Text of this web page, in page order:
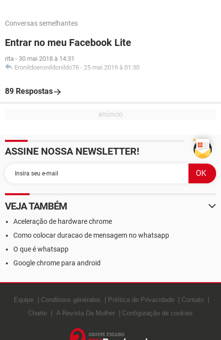
Conversas semelhantes
Entrar no meu Facebook Lite
rita - 30 mai 2018 à 14:31
Eronildoeronildonildo76 - 25 mai 2019 à 01:30
89 Respostas
ASSINE NOSSA NEWSLETTER!
VEJA TAMBÉM
Aceleração de hardware chrome
Como colocar duracao de mensagem no whatsapp
O que é whatsapp
Google chrome para android
Equipe Conditions générales Política de Privacidade
Contato
Charte
A Revista Da Mulher Configuração de cookies